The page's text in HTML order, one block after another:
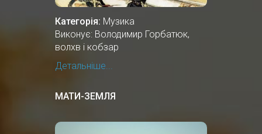
Категорія: Музика
Виконує: Володимир Горбатюк,
волхв і кобзар
Детальніше...
МАТИ-ЗЕМЛЯ